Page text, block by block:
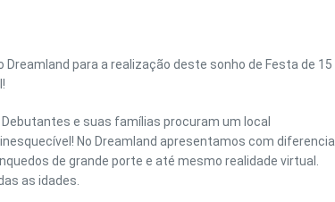
para a realização deste sonho de Festa de 15
e suas famílias procuram um local
No Dreamland apresentamos com diferencial
de grande porte e até mesmo realidade virtual.
as idades.